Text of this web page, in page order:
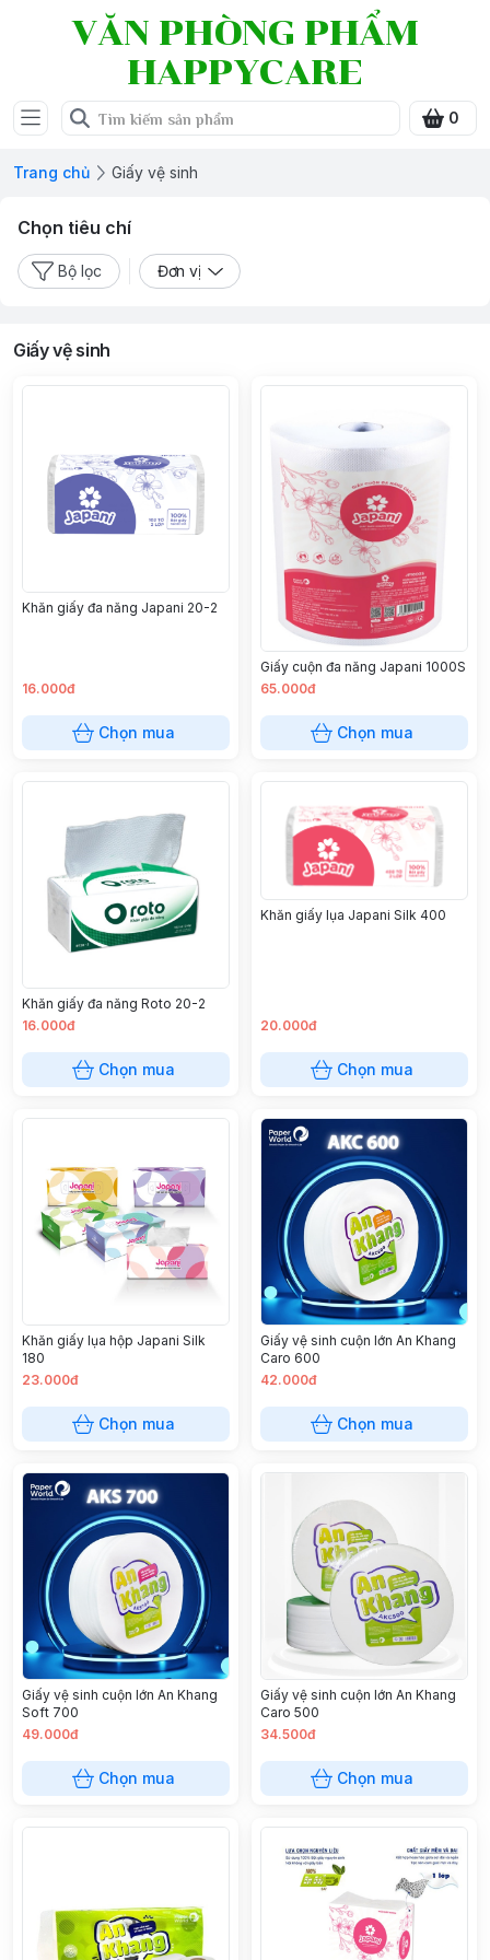
VĂN PHÒNG PHẨM
HAPPYCARE
0
Trang chủ Giấy vệ sinh
Chọn tiêu chí
Bộ lọc Đơn vị
Giấy vệ sinh
Khăn giấy đa năng Japani 20-2
16.000đ
Chọn mua
Giấy cuộn đa năng Japani 1000S
65.000đ
Chọn mua
Khăn giấy đa năng Roto 20-2
16.000đ
Chọn mua
Khăn giấy lụa Japani Silk 400
20.000đ
Chọn mua
Khăn giấy lụa hộp Japani Silk
180
23.000đ
Chọn mua
Giấy vệ sinh cuộn lớn An Khang
Caro 600
42.000đ
Chọn mua
Giấy vệ sinh cuộn lớn An Khang
Soft 700
49.000đ
Chọn mua
Giấy vệ sinh cuộn lớn An Khang
Caro 500
34.500đ
Chọn mua